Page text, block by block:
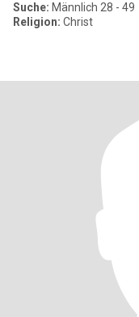
Suche: Männlich 28 - 49
Religion: Christ